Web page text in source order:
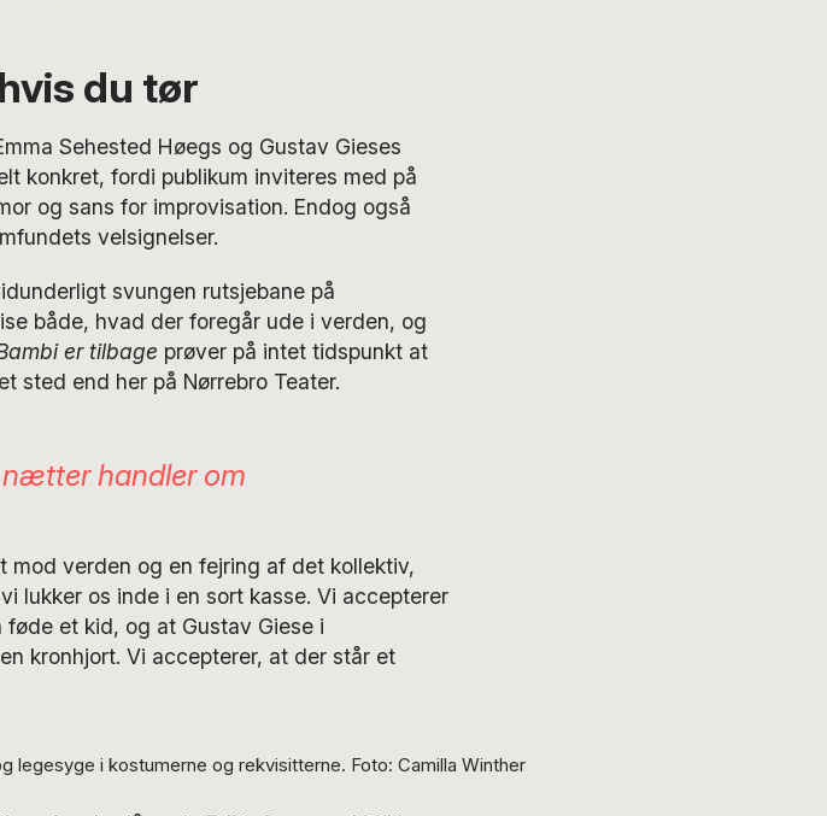
du tør
Sehested Høegs og Gustav Gieses
konkret, fordi publikum inviteres med på
og sans for improvisation. Endog også
velsignelser.
svungen rutsjebane på
både, hvad der foregår ude i verden, og
er tilbage prøver på intet tidspunkt at
sted end her på Nørrebro Teater.
nætter handler om
mod verden og en fejring af det kollektiv,
lukker os inde i en sort kasse. Vi accepterer
et kid, og at Gustav Giese i
kronhjort. Vi accepterer, at der står et
legesyge i kostumerne og rekvisitterne. Foto: Camilla Winther